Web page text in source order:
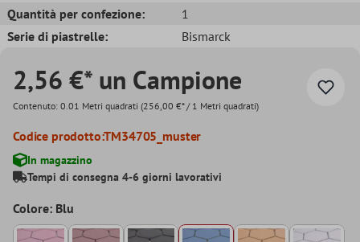
Quantità per confezione:
1
Serie di piastrelle:
Bismarck
2,56 €* un Campione
Contenuto: 0.01 Metri quadrati (256,00 €* / 1 Metri quadrati)
Codice prodotto:TM34705_muster
In magazzino
Tempi di consegna 4-6 giorni lavorativi
Colore: Blu